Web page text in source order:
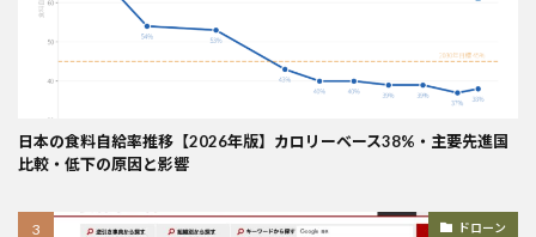
日本の食料自給率推移【2026年版】カロリーベース38%・主要先進国
比較・低下の原因と影響
ドローン